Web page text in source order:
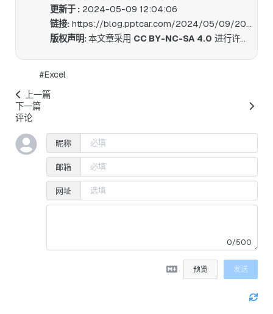
更新于 : 2024-05-09 12:04:06
链接: https://blog.pptcar.com/2024/05/09/2024-05-09-Excel-xlookup-multiple-criteria-advance-search/
版权声明:本文章采用 CC BY-NC-SA 4.0 进行许可。
#Excel
上一篇
下一篇
评论
昵称
邮箱
网址
0/500
预览 发送